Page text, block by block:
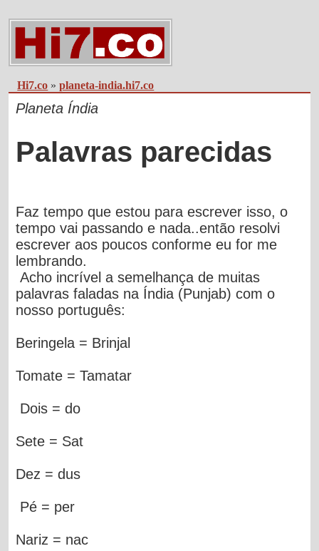
Hi7.co »planeta-india.hi7.co
Planeta Índia
Palavras parecidas
Faz tempo que estou para escrever isso, o
tempo vai passando e nada..então resolvi
escrever aos poucos conforme eu for me
lembrando.
Acho incrível a semelhança de muitas
palavras faladas na Índia (Punjab) com o
nosso português:
Beringela = Brinjal
Tomate = Tamatar
Dois = do
Sete = Sat
Dez = dus
Pé = per
Nariz = nac